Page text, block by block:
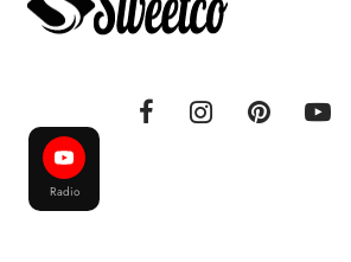
Radio